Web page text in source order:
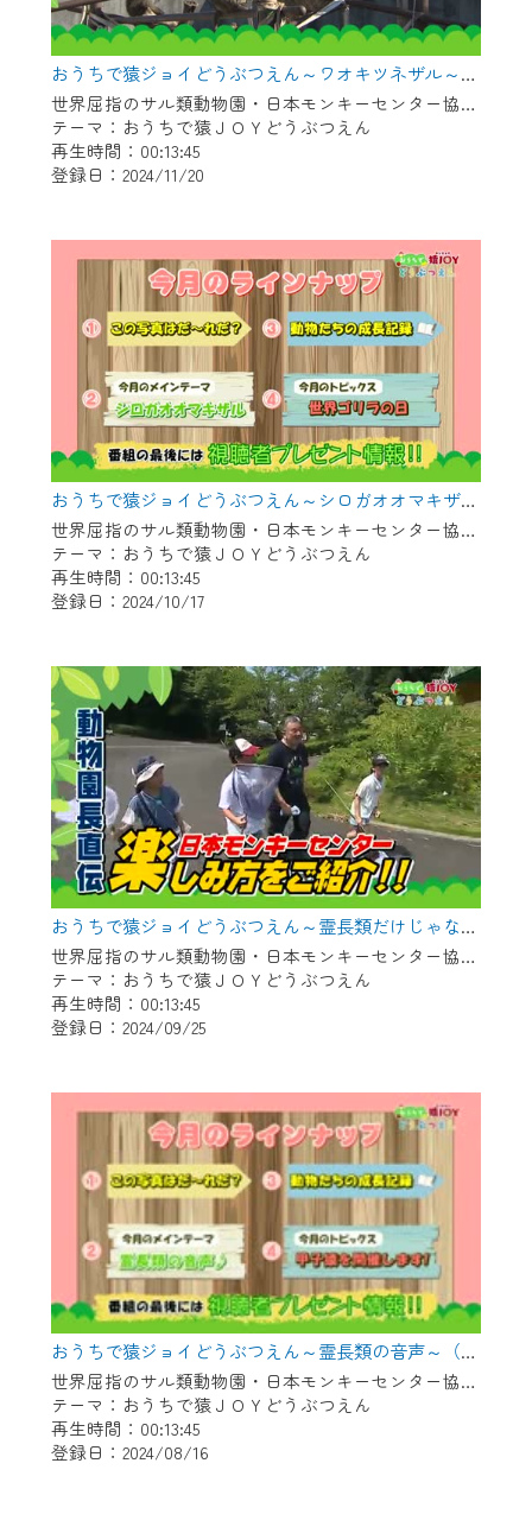
おうちで猿ジョイどうぶつえん～ワオキツネザル～（2024年10月16日初回放送）
世界屈指のサル類動物園・日本モンキーセンター協力の親子で学べる動物番組。
テーマ：おうちで猿ＪＯＹどうぶつえん
再生時間：00:13:45
登録日：2024/11/20
おうちで猿ジョイどうぶつえん～シロガオオマキザル～（2024年9月16日初回放送）
世界屈指のサル類動物園・日本モンキーセンター協力の親子で学べる動物番組。
テーマ：おうちで猿ＪＯＹどうぶつえん
再生時間：00:13:45
登録日：2024/10/17
おうちで猿ジョイどうぶつえん～霊長類だけじゃない！？ 夏休みは日本モンキーセンターへ！～（2024年8月16日初回放送）
世界屈指のサル類動物園・日本モンキーセンター協力の親子で学べる動物番組。
テーマ：おうちで猿ＪＯＹどうぶつえん
再生時間：00:13:45
登録日：2024/09/25
おうちで猿ジョイどうぶつえん～霊長類の音声～（2024年7月16日初回放送）
世界屈指のサル類動物園・日本モンキーセンター協力の親子で学べる動物番組。
テーマ：おうちで猿ＪＯＹどうぶつえん
再生時間：00:13:45
登録日：2024/08/16